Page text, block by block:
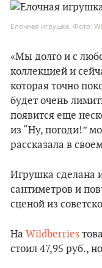
Елочная игрушка. Фото:
«Мы долго и с
коллекцией и
которая точно
будет очень
появится еще
из “Ну, погоди!”
рассказала в
Игрушка сделана
сантиметров и
сценой из
На Wildberries
стоил 47,95 руб.,